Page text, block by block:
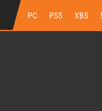
PC PS5 XBS